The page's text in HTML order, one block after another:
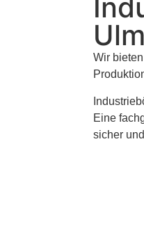
Ulm
Wir
Eine
sicher